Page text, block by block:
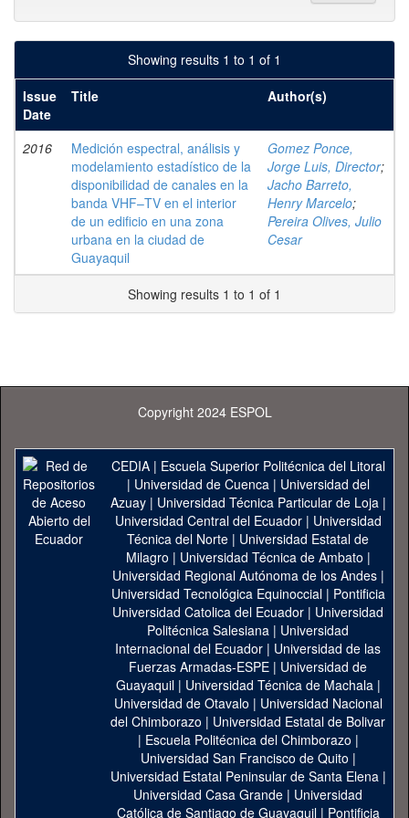
Showing results 1 to 1 of 1
Issue
Date
Title Author(s)
2016
Medición espectral, análisis y
modelamiento estadístico de la
disponibilidad de canales en la
banda VHF–TV en el interior
de un edificio en una zona
urbana en la ciudad de
Guayaquil
Gomez Ponce,
Jorge Luis, Director;
Jacho Barreto,
Henry Marcelo;
Pereira Olives, Julio
Cesar
Showing results 1 to 1 of 1
Copyright 2024 ESPOL
CEDIA| Escuela Superior Politécnica del Litoral
| Universidad de Cuenca| Universidad del
Azuay| Universidad Técnica Particular de Loja|
Universidad Central del Ecuador| Universidad
Técnica del Norte | Universidad Estatal de
Milagro | Universidad Técnica de Ambato |
Universidad Regional Autónoma de los Andes|
Universidad Tecnológica Equinoccial| Pontificia
Universidad Catolica del Ecuador | Universidad
Politécnica Salesiana | Universidad
Internacional del Ecuador | Universidad de las
Fuerzas Armadas-ESPE | Universidad de
Guayaquil| Universidad Técnica de Machala|
Universidad de Otavalo | Universidad Nacional
del Chimborazo | Universidad Estatal de Bolivar
| Escuela Politécnica del Chimborazo |
Universidad San Francisco de Quito |
Universidad Estatal Peninsular de Santa Elena|
Universidad Casa Grande | Universidad
Católica de Santiago de Guayaquil| Pontificia